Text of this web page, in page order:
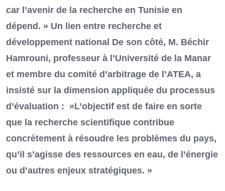
car l’avenir de la recherche en Tunisie en
dépend. » Un lien entre recherche et
développement national De son côté, M. Béchir
Hamrouni, professeur à l’Université de la Manar
et membre du comité d’arbitrage de l’ATEA, a
insisté sur la dimension appliquée du processus
d’évaluation : »L’objectif est de faire en sorte
que la recherche scientifique contribue
concrètement à résoudre les problèmes du pays,
qu’il s’agisse des ressources en eau, de l’énergie
ou d’autres enjeux stratégiques. »